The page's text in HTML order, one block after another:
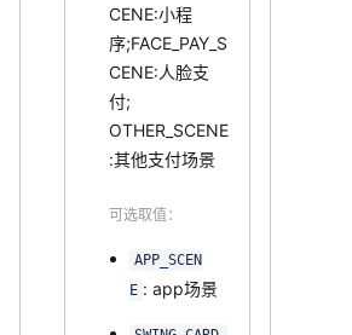
CENE:小程
序;FACE_PAY_S
CENE:人脸支
付;
OTHER_SCENE
:其他支付场景
可选取值：
APP_SCEN
E : app场景